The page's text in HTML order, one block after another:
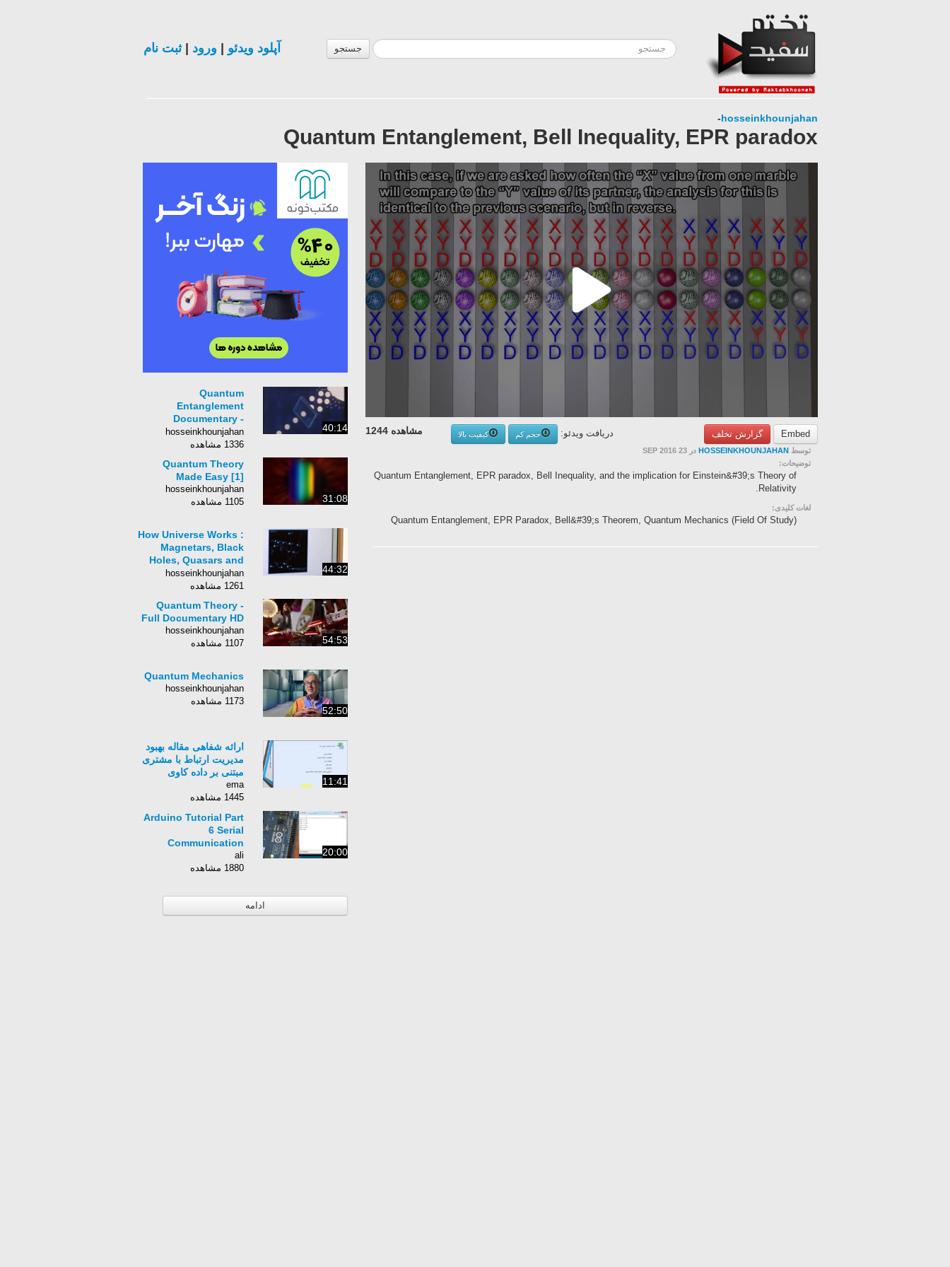
جستجو آپلود ویدئو ورود |ثبت نام
hosseinkhounjahan
-
Quantum Entanglement, Bell Inequality, EPR paradox
Embed گزارش تخلف مشاهده 1244 دریافت ویدئو: حجم کم
کیفیت بالا
توسط HOSSEINKHOUNJAHAN در 23 SEP 2016
توضیحات:
Quantum Entanglement, EPR paradox, Bell Inequality, and the implication for Einstein&#39;s Theory of
Relativity.
لغات کلیدی:
Quantum Entanglement, EPR Paradox, Bell&#39;s Theorem, Quantum Mechanics (Field Of Study)
40:14
Quantum
Entanglement
Documentary -
Atomic Physics and
Reality
hosseinkhounjahan
1336 مشاهده
31:08
Quantum Theory
Made Easy [1]
hosseinkhounjahan
1105 مشاهده
44:32
How Universe Works :
Magnetars, Black
Holes, Quasars and
Pulsars Explained
(Documentary
hosseinkhounjahan
1261 مشاهده
54:53
Quantum Theory -
Full Documentary HD
hosseinkhounjahan
1107 مشاهده
52:50
Quantum Mechanics
hosseinkhounjahan
1173 مشاهده
11:41
ارائه شفاهی مقاله بهبود
مدیریت ارتباط با مشتری
مبتنی بر داده کاوی
ema
1445 مشاهده
20:00
Arduino Tutorial Part
6 Serial
Communication
ali
1880 مشاهده
ادامه